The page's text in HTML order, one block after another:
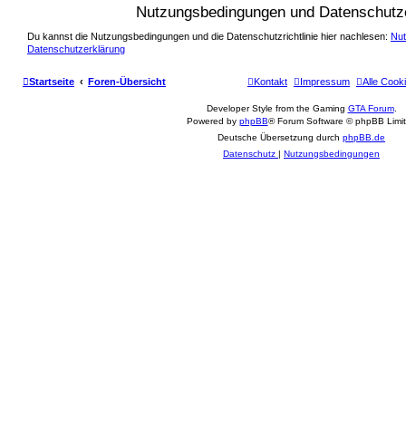
Nutzungsbedingungen und
Du kannst die Nutzungsbedingungen und die Datenschutzrichtlinie hier nachlesen:
Datenschutzerklärung
Startseite Foren-Übersicht Alle
Impressum
Kontakt
Developer Style from the Gaming GTA Forum.
Powered by phpBB® Forum Software © phpBB
Deutsche Übersetzung durch phpBB.de
Datenschutz | Nutzungsbedingungen